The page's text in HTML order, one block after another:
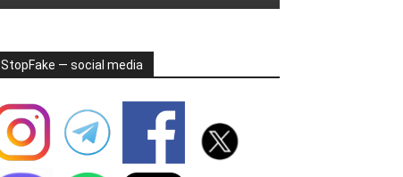
StopFake — social media